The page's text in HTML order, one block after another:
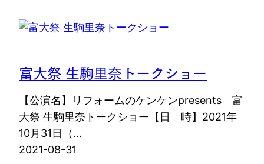
富大祭 生駒里奈トークショー
【公演名】リフォームのケンケンpresents 富
大祭 生駒里奈トークショー【日 時】2021年
10月31日（…
2021-08-31